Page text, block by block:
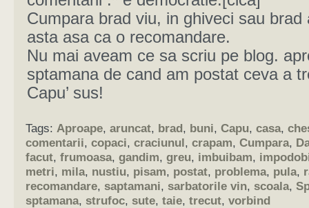
Cumpara brad viu, in ghiveci sau brad
asta asa ca o recomandare.
Nu mai aveam ce sa scriu pe blog.
sptamana de cand am postat ceva a
Capu’ sus!
Tags: Aproape, aruncat, brad, buni, Capu, casa,
comentarii, copaci, craciunul, crapam, Cumpara,
facut, frumoasa, gandim, greu, imbuibam,
metri, mila, nustiu, pisam, postat, problema, pula,
recomandare, saptamani, sarbatorile vin, scoala,
sptamana, strufoc, sute, taie, trecut, vorbind